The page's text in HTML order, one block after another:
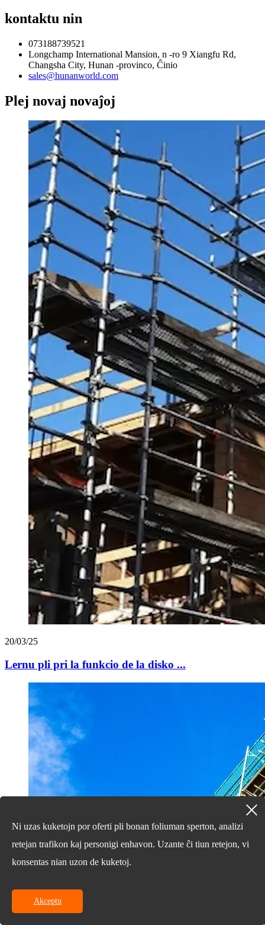
kontaktu nin
073188739521
Longchamp International Mansion, n -ro 9 Xiangfu Rd,
Changsha City, Hunan -provinco, Ĉinio
sales@hunanworld.com
Plej novaj novaĵoj
20/03/25
Lernu pli pri la funkcio de la disko ...
Ni uzas kuketojn por oferti pli bonan foliuman sperton, analizi
retejan trafikon kaj personigi enhavon. Uzante ĉi tiun retejon, vi
konsentas nian uzon de kuketoj.
Akceptu